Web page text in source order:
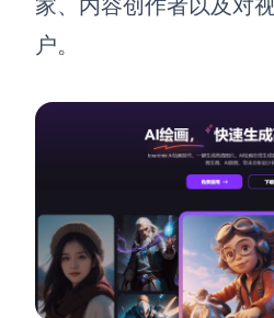
高效协作
素材整理
敏捷实践
思维和灵
流程整理
客户旅程
路线图
ER图
UML图
家、内容创作者以及对
户。